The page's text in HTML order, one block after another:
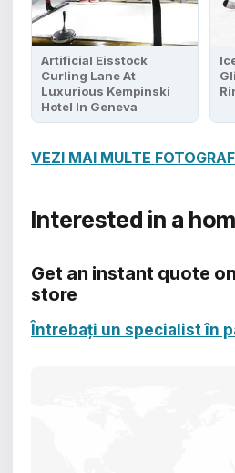
Artificial Eisstock
Curling Lane At
Luxurious Kempinski
Hotel In Geneva
VEZI MAI MULTE
Interested in a
Get an instant quote
store
Întrebați un specialist în